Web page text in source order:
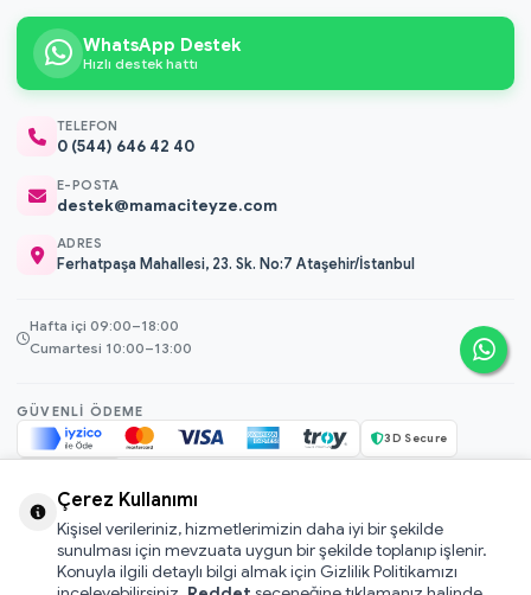
WhatsApp Destek
Hızlı destek hattı
TELEFON
0 (544) 646 42 40
E-POSTA
destek@mamaciteyze.com
ADRES
Ferhatpaşa Mahallesi, 23. Sk. No:7 Ataşehir/İstanbul
Hafta içi 09:00–18:00
Cumartesi 10:00–13:00
GÜVENLI ÖDEME
3D Secure
© 2026 Mamacı Teyze · Nurşen ve ekibi ile birlikte ile hazırlandı.
Mesafeli Satış Sözleşmesi
Çerez Kullanımı
Kişisel verileriniz, hizmetlerimizin daha iyi bir şekilde
sunulması için mevzuata uygun bir şekilde toplanıp işlenir.
Konuyla ilgili detaylı bilgi almak için Gizlilik Politikamızı